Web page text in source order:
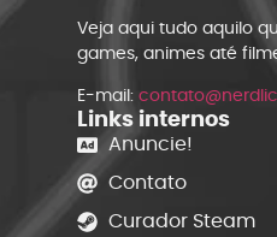
Veja aqui tudo aquilo
games, animes até
E-mail:
Links internos
Anuncie!
Contato
Curador Steam